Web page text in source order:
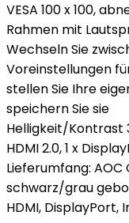
VESA 100 x 100,
Rahmen mit
Wechseln Sie
Voreinstellungen
stellen Sie Ihre
speichern Sie sie
Helligkeit/Kontrast
HDMI 2.0, 1 x
Lieferumfang: AOC
schwarz/grau
HDMI,